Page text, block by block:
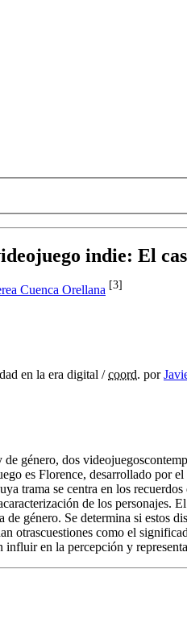
indie: El
Cuenca Orellana [3]
en la era digital /coord. por
género, dos
es Florence, desarrollado por
trama se centra en los
de los personajes.
género. Se determina si estos
otrascuestiones como el
en la percepción y